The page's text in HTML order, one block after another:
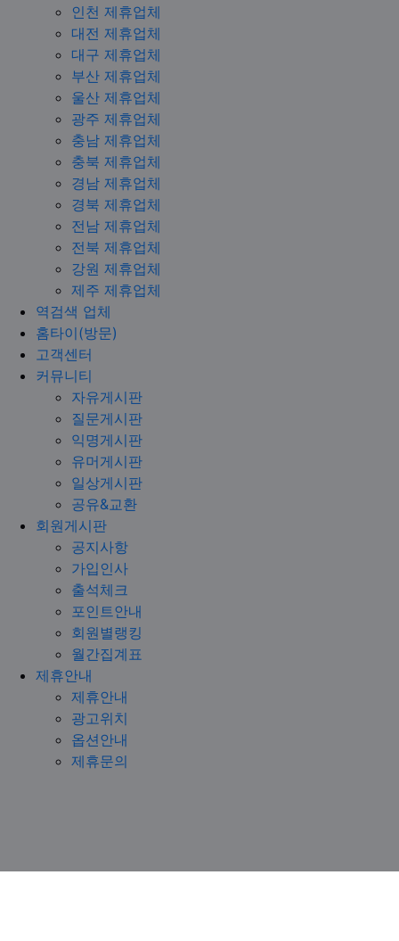
인천 제휴업체
대전 제휴업체
대구 제휴업체
부산 제휴업체
울산 제휴업체
광주 제휴업체
충남 제휴업체
충북 제휴업체
경남 제휴업체
경북 제휴업체
전남 제휴업체
전북 제휴업체
강원 제휴업체
제주 제휴업체
역검색 업체
홈타이(방문)
고객센터
커뮤니티
자유게시판
질문게시판
익명게시판
유머게시판
일상게시판
공유&교환
회원게시판
공지사항
가입인사
출석체크
포인트안내
회원별랭킹
월간집계표
제휴안내
제휴안내
광고위치
옵션안내
제휴문의